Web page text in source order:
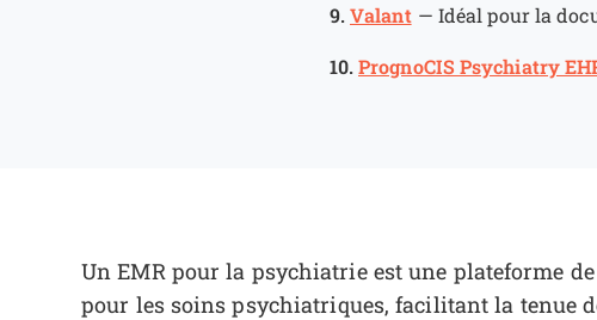
9.Valant — Idéal pour la
10.PrognoCIS Psychiatry
Un EMR pour la psychiatrie est une plateforme
pour les soins psychiatriques, facilitant la tenue